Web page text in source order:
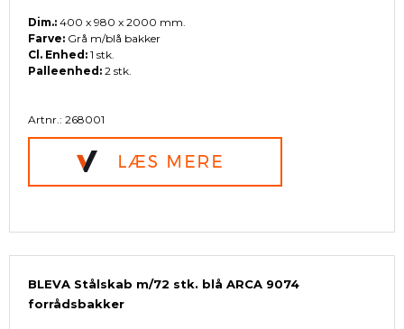
Dim.: 400 x 980 x 2000 mm.
Farve: Grå m/blå bakker
Cl. Enhed: 1 stk.
Palleenhed: 2 stk.
Artnr.: 268001
BLEVA Stålskab m/72 stk. blå ARCA 9074
forrådsbakker